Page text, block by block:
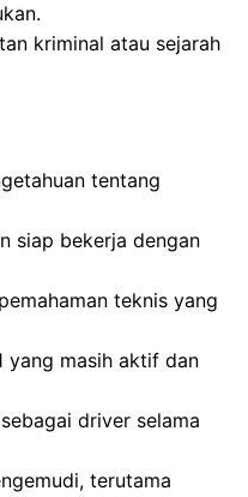
kriminal atau sejarah
tentang
siap bekerja dengan
teknis yang
yang masih aktif dan
driver selama
terutama